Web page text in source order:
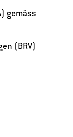
gemäss
(BRV)